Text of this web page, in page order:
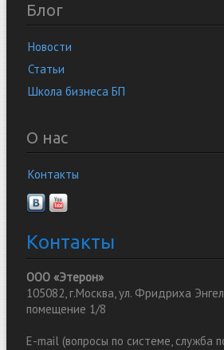
Блог
Новости
Статьи
Школа бизнеса БП
О нас
Контакты
Контакты
ООО «Этерон»
105082, г.Москва, ул. Фридриха
помещение 1/8
E-mail (вопросы по системе, служба